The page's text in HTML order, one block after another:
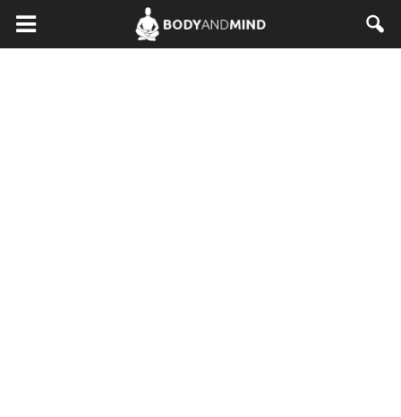
BodyAndMind.pl